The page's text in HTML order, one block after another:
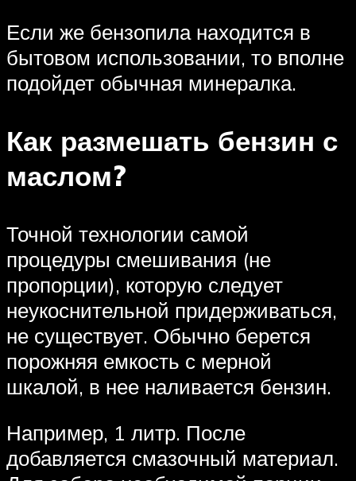
Если же бензопила находится в
бытовом использовании, то вполне
подойдет обычная минералка.
Как размешать бензин с
маслом?
Точной технологии самой
процедуры смешивания (не
пропорции), которую следует
неукоснительной придерживаться,
не существует. Обычно берется
порожняя емкость с мерной
шкалой, в нее наливается бензин.
Например, 1 литр. После
добавляется смазочный материал.